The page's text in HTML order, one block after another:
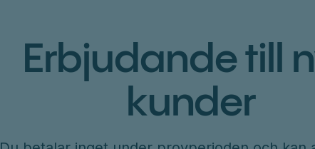
Erbjudande till
kunder